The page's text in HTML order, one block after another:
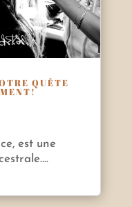
QUÊTE
est une